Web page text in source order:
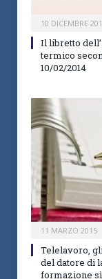
10 DICEMBRE
Il libretto
termico
10/02/2014
11 MARZO 2015
Telelavoro,
del datore di
formazione